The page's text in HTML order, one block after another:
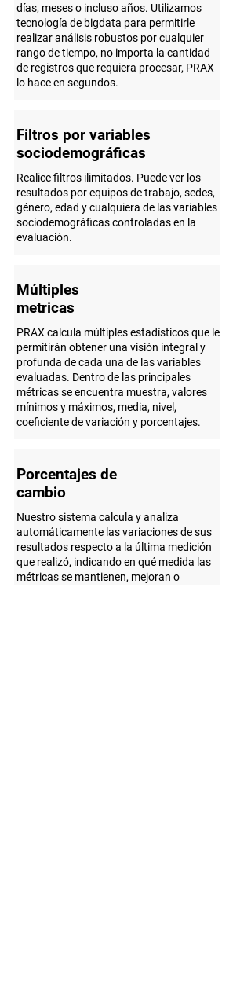
días, meses o incluso años. Utilizamos
tecnología de bigdata para permitirle
realizar análisis robustos por cualquier
rango de tiempo, no importa la cantidad
de registros que requiera procesar, PRAX
lo hace en segundos.
Filtros por variables
sociodemográficas
Realice filtros ilimitados. Puede ver los
resultados por equipos de trabajo, sedes,
género, edad y cualquiera de las variables
sociodemográficas controladas en la
evaluación.
Múltiples
metricas
PRAX calcula múltiples estadísticos que le
permitirán obtener una visión integral y
profunda de cada una de las variables
evaluadas. Dentro de las principales
métricas se encuentra muestra, valores
mínimos y máximos, media, nivel,
coeficiente de variación y porcentajes.
Porcentajes de
cambio
Nuestro sistema calcula y analiza
automáticamente las variaciones de sus
resultados respecto a la última medición
que realizó, indicando en qué medida las
métricas se mantienen, mejoran o